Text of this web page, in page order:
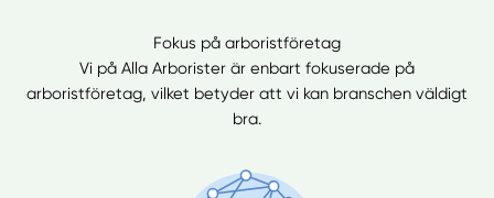
Fokus på arboristföretag
Vi på Alla Arborister är enbart fokuserade på
arboristföretag, vilket betyder att vi kan branschen väldigt
bra.